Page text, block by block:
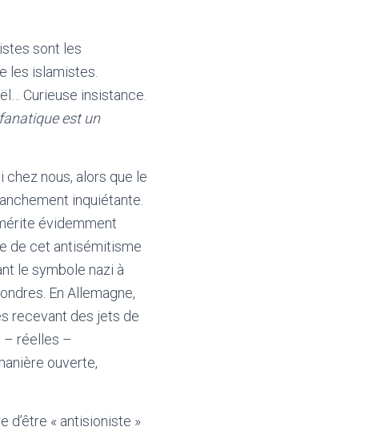
sont les
les islamistes.
Curieuse insistance.
est un
nous, alors que le
inquiétante.
évidemment
de cet antisémitisme
le symbole nazi à
En Allemagne,
recevant des jets de
– réelles –
ouverte,
d’être « antisioniste »